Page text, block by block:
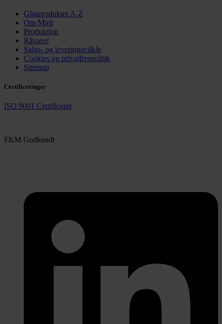
Glasprodukter A-Z
Om Mirit
Produktion
Råvarer
Salgs- og leveringsvilkår
Cookies og privatlivspolitik
Sitemap
Certificeringer
ISO 9001 Certificeret
FKM Godkendt